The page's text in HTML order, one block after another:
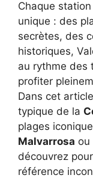
Chaque
unique : des
secrètes, des
historiques,
au rythme des
profiter
Dans cet
typique de la
plages
Malvarrosa ou
découvrez
référence